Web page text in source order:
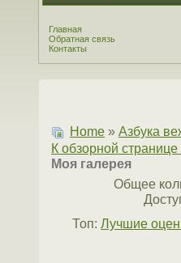
Главная
Обратная связь
Контакты
Home » Азбука
К обзорной странице
Моя галерея
Общее
Топ: Лучшие